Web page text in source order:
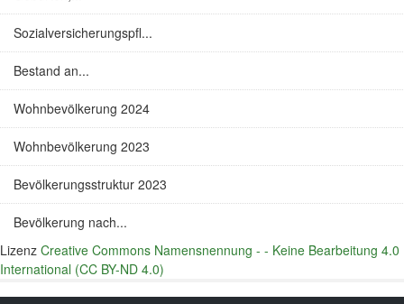
Sozialversicherungspfl...
Bestand an...
Wohnbevölkerung 2024
Wohnbevölkerung 2023
Bevölkerungsstruktur 2023
Bevölkerung nach...
Lizenz Creative Commons Namensnennung - - Keine Bearbeitung 4.0
International (CC BY-ND 4.0)